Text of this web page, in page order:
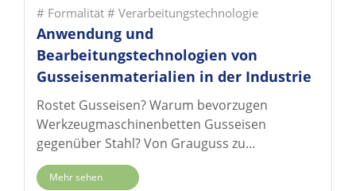
# Formalität # Verarbeitungstechnologie
Anwendung und
Bearbeitungstechnologien von
Gusseisenmaterialien in der Industrie
Rostet Gusseisen? Warum bevorzugen
Werkzeugmaschinenbetten Gusseisen
gegenüber Stahl? Von Grauguss zu
Kugelgraphitguss – die Materialentwicklung
erforschen, wie der Kohlenstoffgehalt die
Mehr sehen